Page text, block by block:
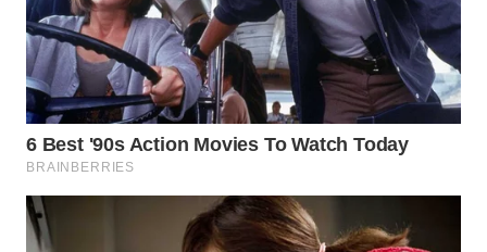
WN
NATUNA
WN
BINTAN
WN
MANDALIKA